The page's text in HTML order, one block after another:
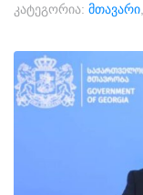
კატეგორია: მთავარი